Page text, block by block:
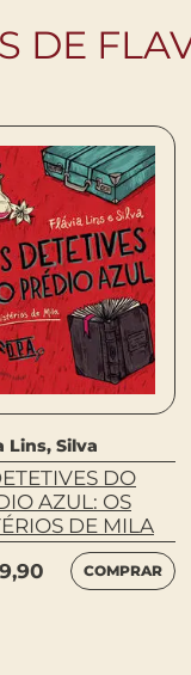
DE
Lins, Silva
DO
AZUL: OS
DE MILA
COMPRAR